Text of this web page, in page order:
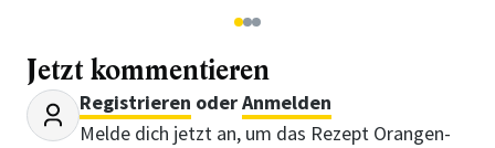
123
Jetzt kommentieren
Registrieren oderAnmelden
Melde dich jetzt an, um das Rezept Orangen-